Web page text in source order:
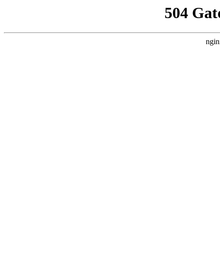
504